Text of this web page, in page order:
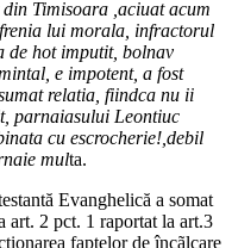
Timisoara ,aciuat acum
lui morala, infractorul
de hot imputit, bolnav
e impotent, a fost
relatia, fiindca nu ii
parnaiasului Leontiuc
cu escrocherie!,debil
multa.
Evanghelică a somat
2 pct. 1 raportat la art.3
faptelor de încãlcare